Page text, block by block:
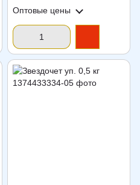
Оптовые цены